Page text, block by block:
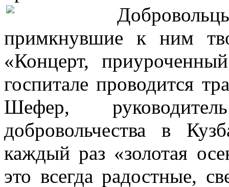
примкнувшие к ним
«Концерт,
госпитале проводится
Шефер,
добровольчества в
каждый раз «золотая
это всегда радостные,